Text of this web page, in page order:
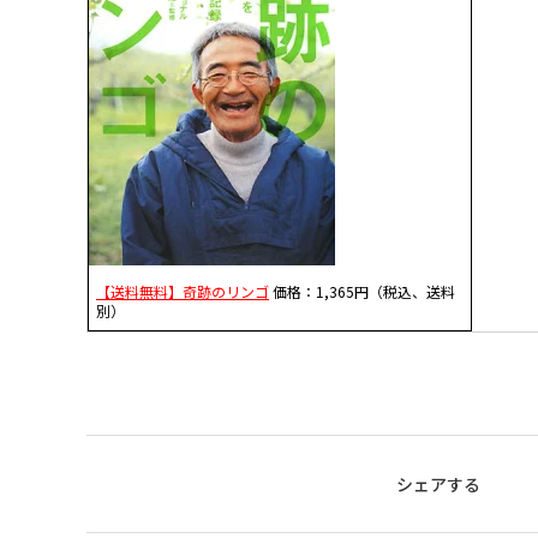
【送料無料】奇跡のリンゴ価格：1,365円（税込、送料
別）
シェアする